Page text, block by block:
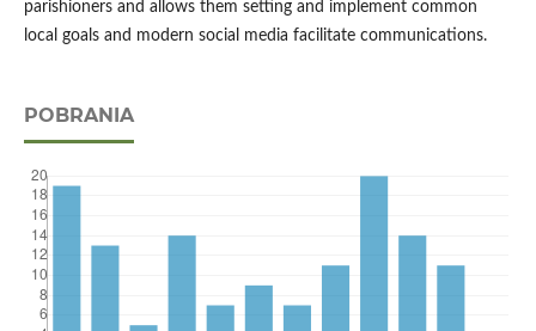
parishioners and allows them setting and implement common
local goals and modern social media facilitate communications.
POBRANIA